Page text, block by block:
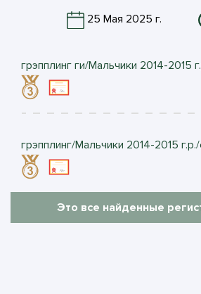
25 Мая 2025 г.
грэпплинг ги/Мальчики 2014-2015
грэпплинг/Мальчики 2014-2015
Это все найденные